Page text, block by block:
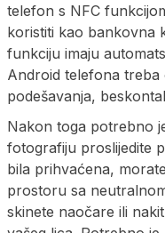
telefon s NFC
koristiti kao bankovna
funkciju imaju
Android telefona treba
podešavanja,
Nakon toga potrebno
fotografiju proslijedite
bila prihvaćena,
prostoru sa
skinete naočare ili